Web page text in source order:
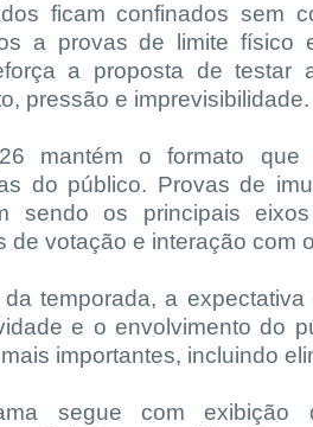
ficam confinados sem
a provas de limite físico
a proposta de testar
pressão e imprevisibilidade.
mantém o formato que
do público. Provas de
sendo os principais
de votação e interação com
temporada, a
e o envolvimento do
importantes, incluindo
segue com exibição